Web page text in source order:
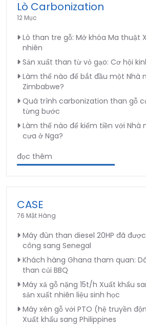
Lò Carbonization
12 Mục
Lò than tre gỗ: Mở khóa Ma thuật
nhiên
Sản xuất than từ vỏ gạo: Cơ hội
Làm thế nào để bắt đầu một Nhà
Zimbabwe?
Quá trình carbonization than gỗ
từng bước
Làm thế nào để kiếm tiền với
cưa ở Nga?
đọc thêm
CASE
76 Mặt Hàng
Máy đùn than diesel 20HP đã
công sang Senegal
Khách hàng Ghana tham quan:
than củi BBQ
Máy xả gỗ nặng 15t/h Xuất khẩu
sản xuất nhiên liệu sinh học
Máy xén gỗ với PTO (hệ truyền
Xuất khẩu sang Philippines